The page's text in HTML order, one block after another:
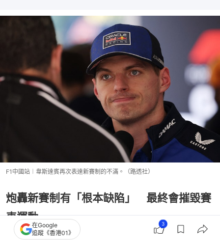
F1中國站︱韋斯達賓再次表達新賽制的不滿。（路透社）
炮轟新賽制有「根本缺陷」 最終會摧毀賽
車運動
今季F1在大改例下，平治暫時是最大贏家，這支德國
在Google
追蹤《香港01》
3